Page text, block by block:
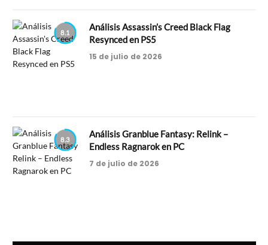
8.1
Análisis Assassin’s Creed Black Flag
Resynced en PS5
15 de julio de 2026
8.3
Análisis Granblue Fantasy: Relink –
Endless Ragnarok en PC
7 de julio de 2026